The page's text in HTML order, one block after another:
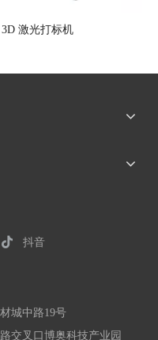
3D 激光打标机
抖音
城中路19号
交叉口博奥科技产业园